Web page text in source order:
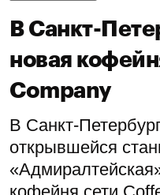
В Санкт-
новая
Company
В Санкт-
открывшейся